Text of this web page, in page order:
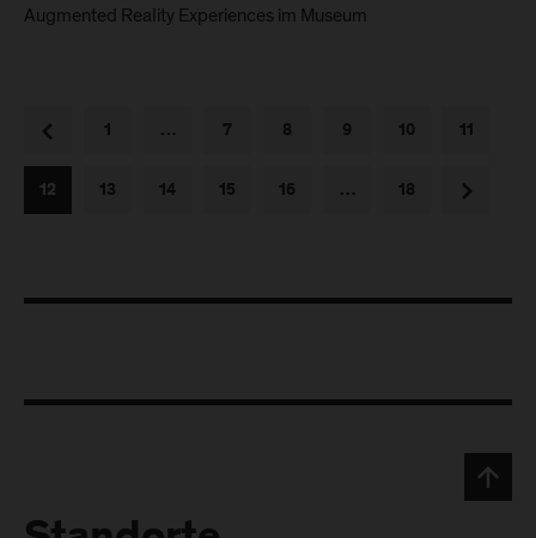
Augmented Reality Experiences im Museum
vorherige1 … 7 8 9 10 11
12 13 14 15 16 … 18 nächste